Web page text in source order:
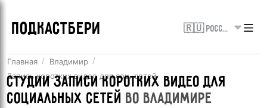
ПОДКАСТБЕРИ 🇷🇺 Россия
Главная
Владимир
Запись коротких видео для соц. сетей
Студии записи коротких видео для
социальных сетей во Владимире